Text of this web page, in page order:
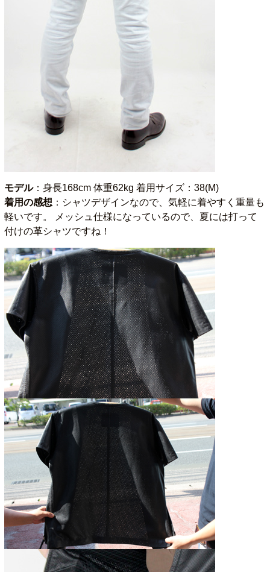
モデル：身長168cm 体重62kg 着用サイズ：38(M)
着用の感想 ：シャツデザインなので、気軽に着やすく重量も
軽いです。 メッシュ仕様になっているので、夏には打って
付けの革シャツですね！